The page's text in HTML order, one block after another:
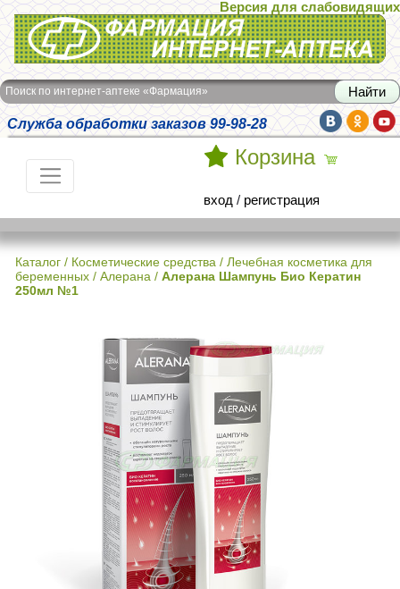
Интернет-аптека Фармация
Версия для слабовидящих
Поиск по интернет-аптеке «Фармация»
Служба обработки заказов 99-98-28
Корзина
вход / регистрация
Каталог / Косметические средства / Лечебная косметика для
беременных / Алерана / Алерана Шампунь Био Кератин
250мл №1